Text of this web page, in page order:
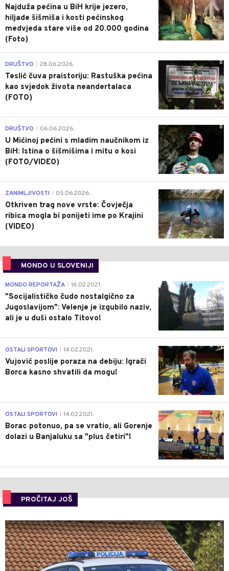
Najduža pećina u BiH krije jezero,
hiljade šišmiša i kosti pećinskog
medvjeda stare više od 20.000 godina
(Foto)
0
DRUŠTVO 28.06.2026.
Teslić čuva praistoriju: Rastuška pećina
kao svjedok života neandertalaca
(FOTO)
0
DRUŠTVO 06.06.2026.
U Mićinoj pećini s mladim naučnikom iz
BiH: Istina o šišmišima i mitu o kosi
(FOTO/VIDEO)
0
ZANIMLJIVOSTI 05.06.2026.
Otkriven trag nove vrste: Čovječja
ribica mogla bi ponijeti ime po Krajini
(VIDEO)
MONDO U SLOVENIJI
4
MONDO REPORTAŽA 16.02.2021.
"Socijalističko čudo nostalgično za
Jugoslavijom": Velenje je izgubilo naziv,
ali je u duši ostalo Titovo!
1
OSTALI SPORTOVI 14.02.2021.
Vujović poslije poraza na debiju: Igrači
Borca kasno shvatili da mogu!
3
OSTALI SPORTOVI 14.02.2021.
Borac potonuo, pa se vratio, ali Gorenje
dolazi u Banjaluku sa "plus četiri"!
PROČITAJ JOŠ
0